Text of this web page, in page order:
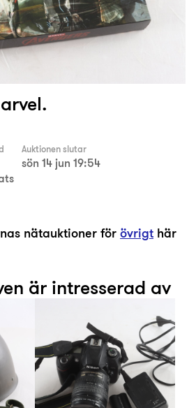
Auktionen slutar
sön 14 jun 19:54
nätauktioner förövrigt här
är intresserad av